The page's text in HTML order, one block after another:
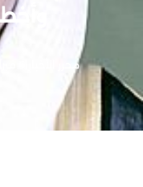
محرر الاخبار